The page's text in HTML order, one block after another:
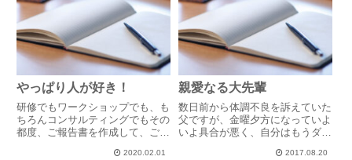
やっぱり人が好き！
研修でもワークショップでも、も
ちろんコンサルティングでもその
都度、ご報告書を作成して、ご依
共に、「所感」と「ご提案」を記
2020.02.01
親愛なる大先輩
数日前から体調不良を訴えていた
父ですが、金曜夕方になっていよ
いよ具合が悪く、自分はもうダメ
つもの弱気かと思いましたが、詳
2017.08.20